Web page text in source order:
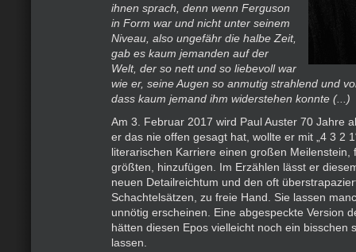
ihnen sprach, denn wenn Ferguson
in Form war und nicht unter seinem
Niveau, also ungefähr die halbe Zeit,
gab es kaum jemanden auf der
Welt, der so nett und so liebevoll war
wie er, seine Augen so anmutig strahlend und
dass kaum jemand ihm widerstehen konnte (...)
Am 3. Februar 2017 wird Paul Auster 70 Jahre
er das nie offen gesagt hat, wollte er mit „4 3 2
literarischen Karriere einen großen Meilenstein,
größten, hinzufügen. Im Erzählen lässt er
neuen Detailreichtum und den oft
Schachtelsätzen, zu freie Hand. Sie lassen
unnötig erscheinen. Eine abgespeckte Version
hätten diesen Epos vielleicht noch ein bisschen
lassen.